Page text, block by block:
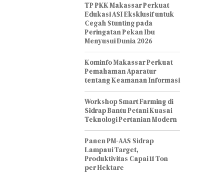
TP PKK Makassar Perkuat
Edukasi ASI Eksklusif untuk
Cegah Stunting pada
Peringatan Pekan Ibu
Menyusui Dunia 2026
Kominfo Makassar Perkuat
Pemahaman Aparatur
tentang Keamanan Informasi
Workshop Smart Farming di
Sidrap Bantu Petani Kuasai
Teknologi Pertanian Modern
Panen PM-AAS Sidrap
Lampaui Target,
Produktivitas Capai 11 Ton
per Hektare